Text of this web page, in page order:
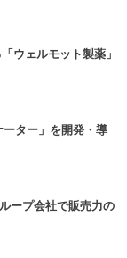
ウェルモット製薬」
ター」を開発・導
ープ会社で販売力の